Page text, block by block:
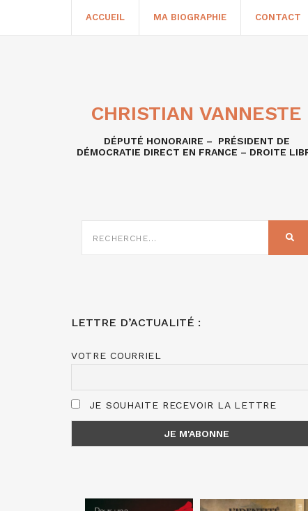
ACCUEIL MA BIOGRAPHIE CONTACT
CHRISTIAN VANNESTE
DÉPUTÉ HONORAIRE – PRÉSIDENT DE
DÉMOCRATIE DIRECT EN FRANCE – DROITE
SUR
LETTRE D’ACTUALITÉ :
VOTRE COURRIEL
JE SOUHAITE RECEVOIR LA LETTRE